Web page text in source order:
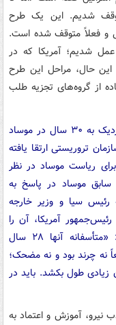
شدیم. این یک طرح
فعلاً متوقف شده است.
شدیم؛ آمریکا که در
حال، مراحل این طرح
از گروه‌های تجزیه طلب
بر اساس گزارش شبکه ۱۲، این مقام امنیتی نزدیک به ۳۰ سال در موساد
تروریستی ارتقا یافته
ریاست موساد در نظر
سابق موساد در پاسخ به
رئیس سیا و وزیر خارجه
رئیس‌جمهور آمریکا، آن را
«مضحک» و «چرند» توصیف کرده‌اند، گفت: «متأسفانه آنها ۲۸ سال
نه چرند بود و نه مضحک؛
طول بکشد. باید در
نیرو، آموزش و اعتماد به